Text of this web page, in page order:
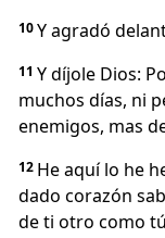
10Y agradó
11 Y díjole Dios:
muchos días, ni
enemigos, mas
12 He aquí lo he
dado corazón
de ti otro como